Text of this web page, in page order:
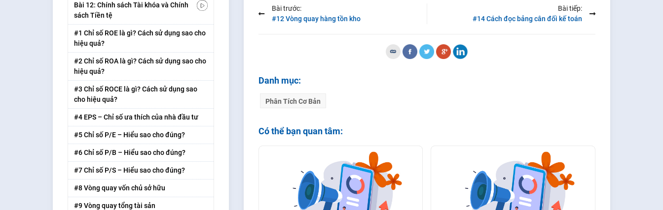
Bài 12: Chính sách Tài khóa và Chính
sách Tiền tệ
#1 Chỉ số ROE là gì? Cách sử dụng sao cho
hiệu quả?
#2 Chỉ số ROA là gì? Cách sử dụng sao cho
hiệu quả?
#3 Chỉ số ROCE là gì? Cách sử dụng sao
cho hiệu quả?
#4 EPS – Chỉ số ưa thích của nhà đầu tư
#5 Chỉ số P/E – Hiểu sao cho đúng?
#6 Chỉ số P/B – Hiểu sao cho đúng?
#7 Chỉ số P/S – Hiểu sao cho đúng?
#8 Vòng quay vốn chủ sở hữu
#9 Vòng quay tổng tài sản
Bài trước:
#12 Vòng quay hàng tồn kho
Bài tiếp:
#14 Cách đọc bảng cân đối kế toán
Danh mục:
Phân Tích Cơ Bản
Có thể bạn quan tâm: